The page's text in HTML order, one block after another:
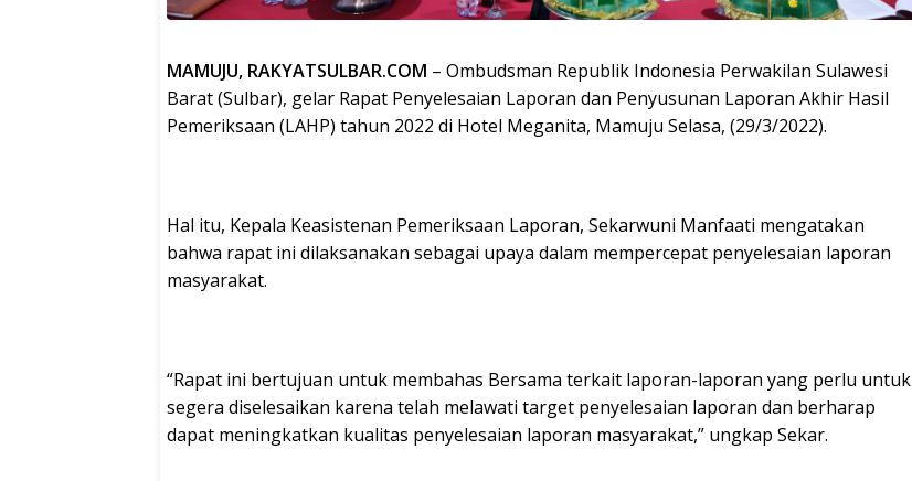
MAMUJU, RAKYATSULBAR.COM – Ombudsman Republik Indonesia Perwakilan Sulawesi
Barat (Sulbar), gelar Rapat Penyelesaian Laporan dan Penyusunan Laporan Akhir Hasil
Pemeriksaan (LAHP) tahun 2022 di Hotel Meganita, Mamuju Selasa, (29/3/2022).
Hal itu, Kepala Keasistenan Pemeriksaan Laporan, Sekarwuni Manfaati mengatakan
bahwa rapat ini dilaksanakan sebagai upaya dalam mempercepat penyelesaian laporan
masyarakat.
“Rapat ini bertujuan untuk membahas Bersama terkait laporan-laporan yang perlu untuk
segera diselesaikan karena telah melawati target penyelesaian laporan dan berharap
dapat meningkatkan kualitas penyelesaian laporan masyarakat,” ungkap Sekar.